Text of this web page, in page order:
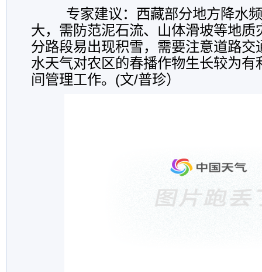
专家建议：西藏部分地方降水
大，需防范泥石流、山体滑坡等地质
分路段易出现积雪，需要注意道路交
水天气对农区的春播作物生长较为有
间管理工作。(文/普珍）